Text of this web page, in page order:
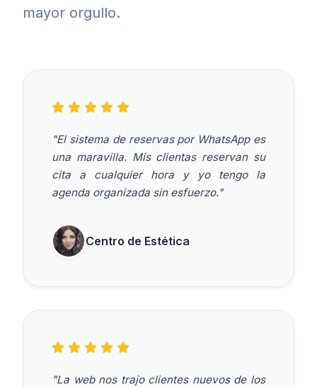
mayor orgullo.
"El sistema de reservas por WhatsApp es
una maravilla. Mis clientas reservan su
cita a cualquier hora y yo tengo la
agenda organizada sin esfuerzo."
Centro de Estética
"La web nos trajo clientes nuevos de los